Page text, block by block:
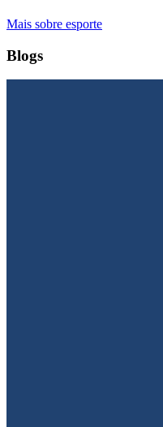
Mais sobre esporte
Blogs